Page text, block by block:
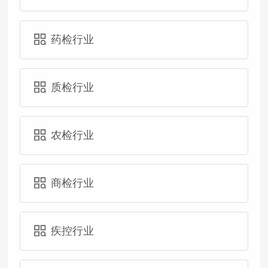
药检行业
质检行业
农检行业
商检行业
疾控行业